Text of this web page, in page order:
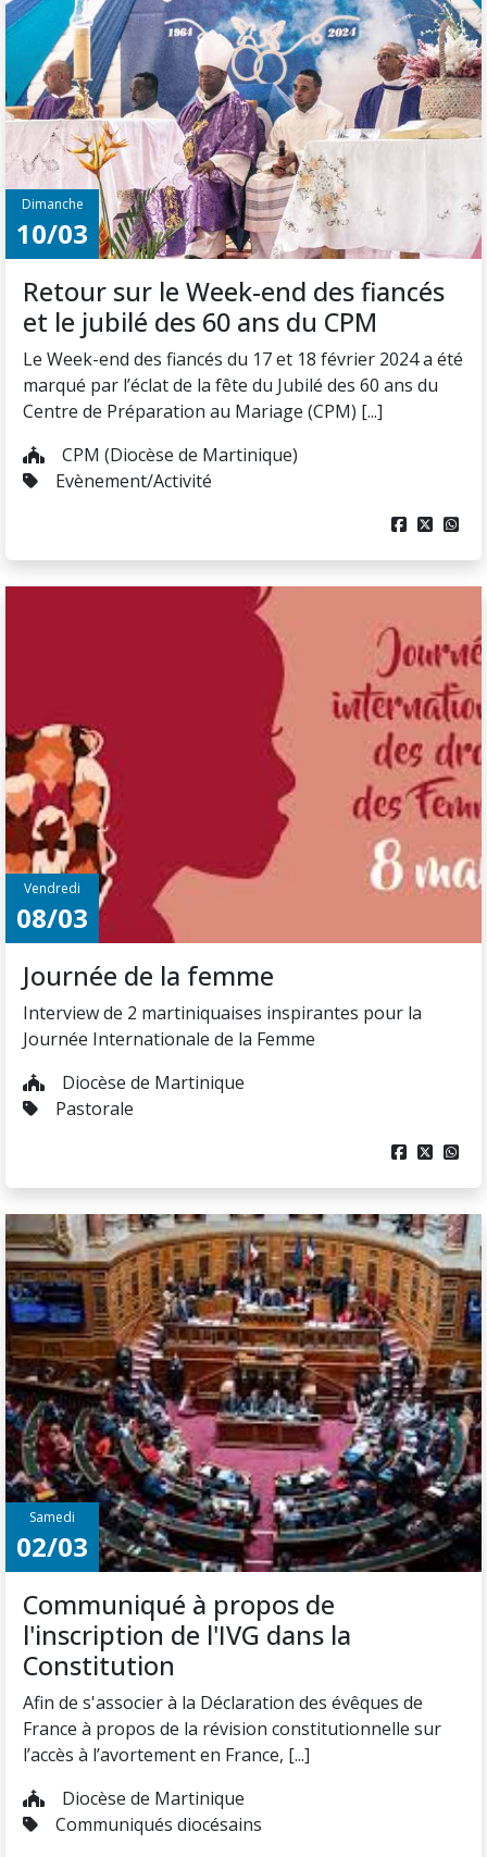
Dimanche
10/03
Retour sur le Week-end des fiancés
et le jubilé des 60 ans du CPM
Le Week-end des fiancés du 17 et 18 février 2024 a été
marqué par l’éclat de la fête du Jubilé des 60 ans du
Centre de Préparation au Mariage (CPM) [...]
CPM (Diocèse de Martinique)
Evènement/Activité
  
Vendredi
08/03
Journée de la femme
Interview de 2 martiniquaises inspirantes pour la
Journée Internationale de la Femme
Diocèse de Martinique
Pastorale
  
Samedi
02/03
Communiqué à propos de
l'inscription de l'IVG dans la
Constitution
Afin de s'associer à la Déclaration des évêques de
France à propos de la révision constitutionnelle sur
l’accès à l’avortement en France, [...]
Diocèse de Martinique
Communiqués diocésains